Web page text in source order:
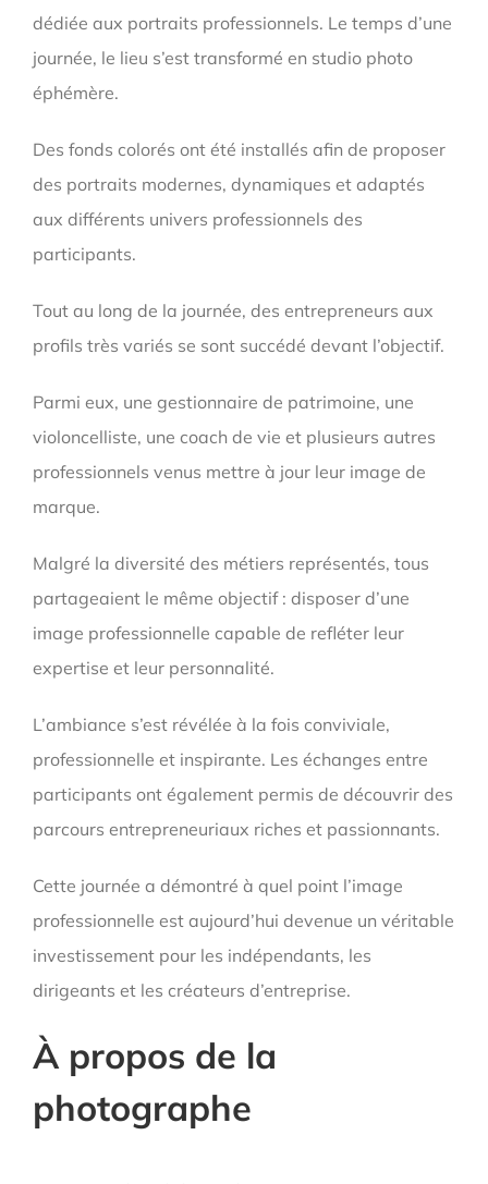
dédiée aux portraits professionnels. Le temps d’une
journée, le lieu s’est transformé en studio photo
éphémère.
Des fonds colorés ont été installés afin de proposer
des portraits modernes, dynamiques et adaptés
aux différents univers professionnels des
participants.
Tout au long de la journée, des entrepreneurs aux
profils très variés se sont succédé devant l’objectif.
Parmi eux, une gestionnaire de patrimoine, une
violoncelliste, une coach de vie et plusieurs autres
professionnels venus mettre à jour leur image de
marque.
Malgré la diversité des métiers représentés, tous
partageaient le même objectif : disposer d’une
image professionnelle capable de refléter leur
expertise et leur personnalité.
L’ambiance s’est révélée à la fois conviviale,
professionnelle et inspirante. Les échanges entre
participants ont également permis de découvrir des
parcours entrepreneuriaux riches et passionnants.
Cette journée a démontré à quel point l’image
professionnelle est aujourd’hui devenue un véritable
investissement pour les indépendants, les
dirigeants et les créateurs d’entreprise.
À propos de la
photographe